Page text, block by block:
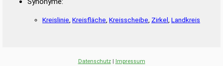
Kreislinie Kreisfläche Kreisscheibe Zirkel Landkreis
Datenschutz| Impressum